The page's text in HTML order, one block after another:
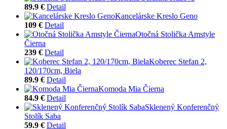
89.9 € Detail
Kancelárske Kreslo Geno
109 € Detail
Otočná Stolička Amstyle
Čierna
239 € Detail
Koberec Stefan 2,
120/170cm, Biela
89.9 € Detail
Komoda Mia Čierna
84.9 € Detail
Sklenený Konferenčný
Stolík Saba
59.9 € Detail